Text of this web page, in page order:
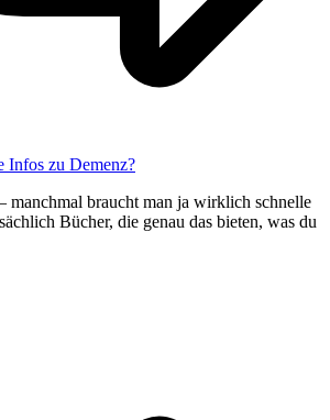
Infos zu Demenz?
manchmal braucht man ja wirklich schnelle
Bücher, die genau das bieten, was du